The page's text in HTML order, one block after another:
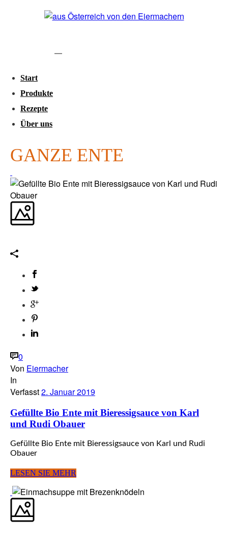
Start
Produkte
Rezepte
Über uns
GANZE ENTE
0
Von Eiermacher
In
Verfasst2. Januar 2019
Gefüllte Bio Ente mit Bieressigsauce von Karl
und Rudi Obauer
Gefüllte Bio Ente mit Bieressigsauce von Karl und Rudi
Obauer
LESEN SIE MEHR